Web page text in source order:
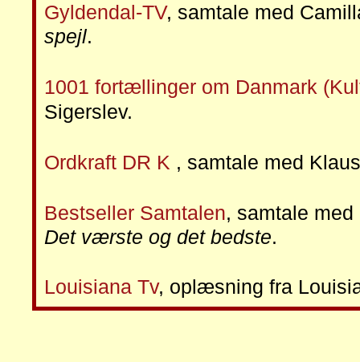
Gyldendal-TV, samtale med
spejl.
1001 fortællinger om Danmark
Sigerslev.
Ordkraft DR K , samtale med
Bestseller Samtalen, samtale
Det værste og det bedste.
Louisiana Tv, oplæsning fra